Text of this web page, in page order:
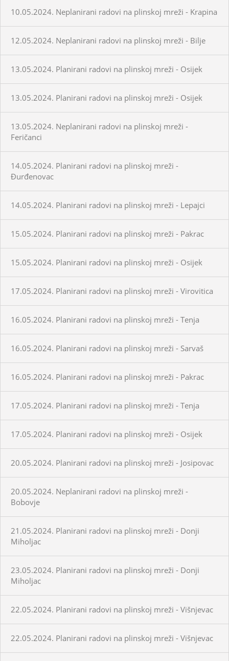
10.05.2024. Neplanirani radovi na plinskoj mreži - Krapina
12.05.2024. Neplanirani radovi na plinskoj mreži - Bilje
13.05.2024. Planirani radovi na plinskoj mreži - Osijek
13.05.2024. Planirani radovi na plinskoj mreži - Osijek
13.05.2024. Neplanirani radovi na plinskoj mreži -
Feričanci
14.05.2024. Planirani radovi na plinskoj mreži -
Đurđenovac
14.05.2024. Planirani radovi na plinskoj mreži - Lepajci
15.05.2024. Planirani radovi na plinskoj mreži - Pakrac
15.05.2024. Planirani radovi na plinskoj mreži - Osijek
17.05.2024. Planirani radovi na plinskoj mreži - Virovitica
16.05.2024. Planirani radovi na plinskoj mreži - Tenja
16.05.2024. Planirani radovi na plinskoj mreži - Sarvaš
16.05.2024. Planirani radovi na plinskoj mreži - Pakrac
17.05.2024. Planirani radovi na plinskoj mreži - Tenja
17.05.2024. Planirani radovi na plinskoj mreži - Osijek
20.05.2024. Planirani radovi na plinskoj mreži - Josipovac
20.05.2024. Neplanirani radovi na plinskoj mreži -
Bobovje
21.05.2024. Planirani radovi na plinskoj mreži - Donji
Miholjac
23.05.2024. Planirani radovi na plinskoj mreži - Donji
Miholjac
22.05.2024. Planirani radovi na plinskoj mreži - Višnjevac
22.05.2024. Planirani radovi na plinskoj mreži - Višnjevac